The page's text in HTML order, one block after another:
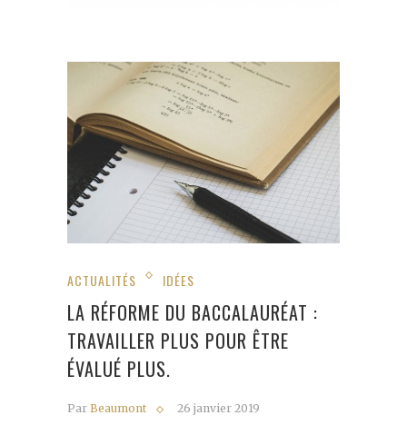
ACTUALITÉS IDÉES
LA RÉFORME DU BACCALAURÉAT :
TRAVAILLER PLUS POUR ÊTRE
ÉVALUÉ PLUS.
Par Beaumont 26 janvier 2019